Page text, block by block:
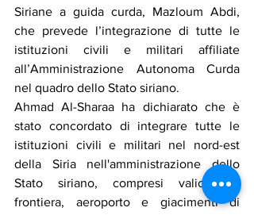
Siriane a guida curda, Mazloum Abdi,
che prevede l’integrazione di tutte le
istituzioni civili e militari affiliate
all’Amministrazione Autonoma Curda
nel quadro dello Stato siriano.
Ahmad Al-Sharaa ha dichiarato che è
stato concordato di integrare tutte le
istituzioni civili e militari nel nord-est
della Siria nell'amministrazione dello
Stato siriano, compresi valichi di
frontiera, aeroporto e giacimenti di